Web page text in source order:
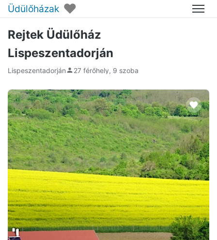
Üdülőházak ♥ Menü
Rejtek Üdülőház
Lispeszentadorján
Lispeszentadorján 27 férőhely, 9 szoba